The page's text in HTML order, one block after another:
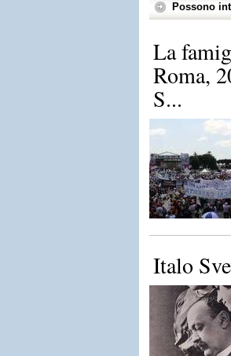
Possono
La
Roma,
S...
Italo